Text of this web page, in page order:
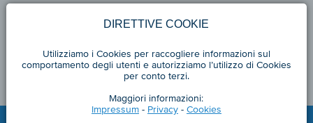
DIRETTIVE COOKIE
Utilizziamo i Cookies per raccogliere informazioni sul
comportamento degli utenti e autorizziamo l’utilizzo di Cookies
per conto terzi.
Maggiori informazioni:
Impressum- Privacy- Cookies